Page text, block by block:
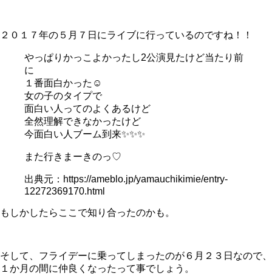
２０１７年の５月７日にライブに行っているのですね！！
やっぱりかっこよかったし2公演見たけど当たり前
に
１番面白かった☺
女の子のタイプで
面白い人ってのよくあるけど
全然理解できなかったけど
今面白い人ブーム到来✨✨✨
また行きまーきのっ♡
出典元：https://ameblo.jp/yamauchikimie/entry-
12272369170.html
もしかしたらここで知り合ったのかも。
そして、フライデーに乗ってしまったのが６月２３日なので、
１か月の間に仲良くなったって事でしょう。